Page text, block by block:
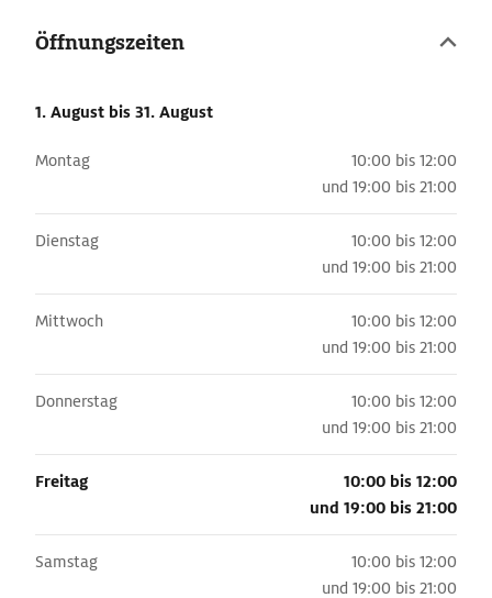
Öffnungszeiten
1. August bis 31. August
Montag
10:00 bis 12:00
und 19:00 bis 21:00
Dienstag
10:00 bis 12:00
und 19:00 bis 21:00
Mittwoch
10:00 bis 12:00
und 19:00 bis 21:00
Donnerstag
10:00 bis 12:00
und 19:00 bis 21:00
Freitag
10:00 bis 12:00
und 19:00 bis 21:00
Samstag
10:00 bis 12:00
und 19:00 bis 21:00